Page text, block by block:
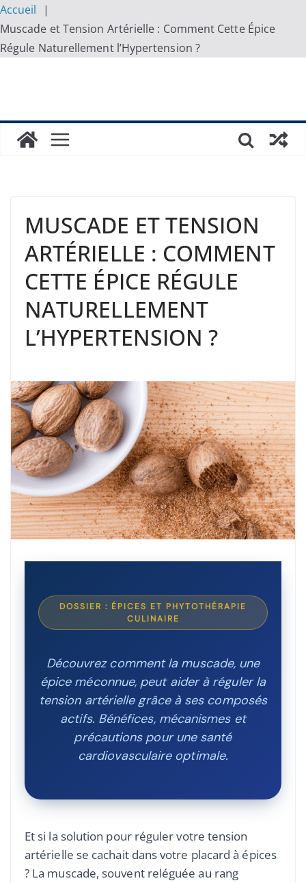
Accueil
Muscade et Tension Artérielle : Comment Cette Épice
Régule Naturellement l’Hypertension ?
MUSCADE ET TENSION
ARTÉRIELLE : COMMENT
CETTE ÉPICE RÉGULE
NATURELLEMENT
L’HYPERTENSION ?
DOSSIER : ÉPICES ET PHYTOTHÉRAPIE
CULINAIRE
Découvrez comment la muscade, une
épice méconnue, peut aider à réguler la
tension artérielle grâce à ses composés
actifs. Bénéfices, mécanismes et
précautions pour une santé
cardiovasculaire optimale.
Et si la solution pour réguler votre tension
artérielle se cachait dans votre placard à épices
? La muscade, souvent reléguée au rang